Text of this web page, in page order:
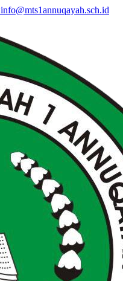
info@mts1annuqayah.sch.id